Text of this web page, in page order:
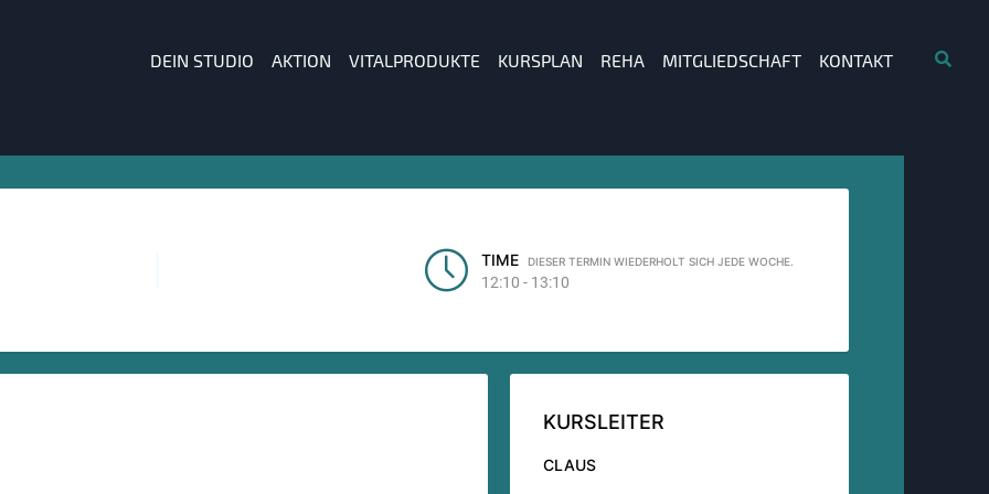
DEIN STUDIO AKTION VITALPRODUKTE KURSPLAN REHA MITGLIEDSCHAFT KONTAKT
TIME DIESER TERMIN WIEDERHOLT SICH JEDE WOCHE.
12:10 - 13:10
KURSLEITER
CLAUS